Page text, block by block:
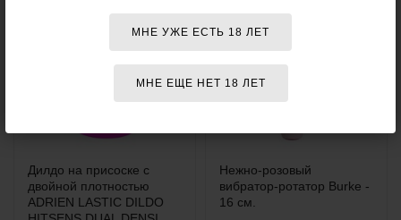
МНЕ УЖЕ ЕСТЬ 18 ЛЕТ
МНЕ ЕЩЕ НЕТ 18 ЛЕТ
Дилдо на присоске с
двойной плотностью
ADRIEN LASTIC DILDO
Нежно-розовый
вибратор-ротатор Burke -
16 см.